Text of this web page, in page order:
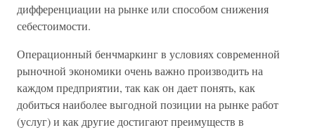
дифференциации на рынке или способом снижения
себестоимости.
Операционный бенчмаркинг в условиях современной
рыночной экономики очень важно производить на
каждом предприятии, так как он дает понять, как
добиться наиболее выгодной позиции на рынке работ
(услуг) и как другие достигают преимуществ в